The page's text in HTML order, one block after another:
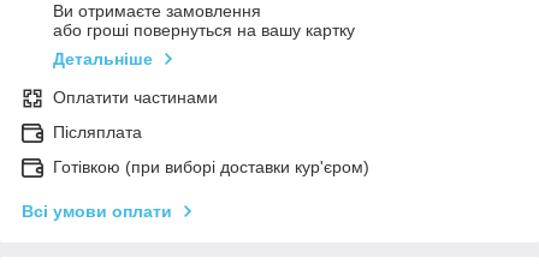
Ви отримаєте замовлення
або гроші повернуться на вашу картку
Детальніше
Оплатити частинами
Післяплата
Готівкою (при виборі доставки кур'єром)
Всі умови оплати